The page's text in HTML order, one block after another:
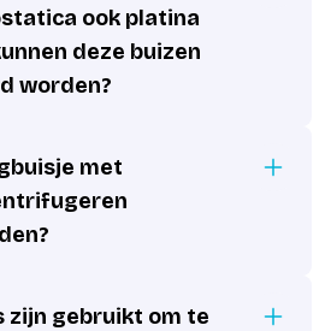
ook platina
deze buizen
worden?
met
zijn gebruikt om te